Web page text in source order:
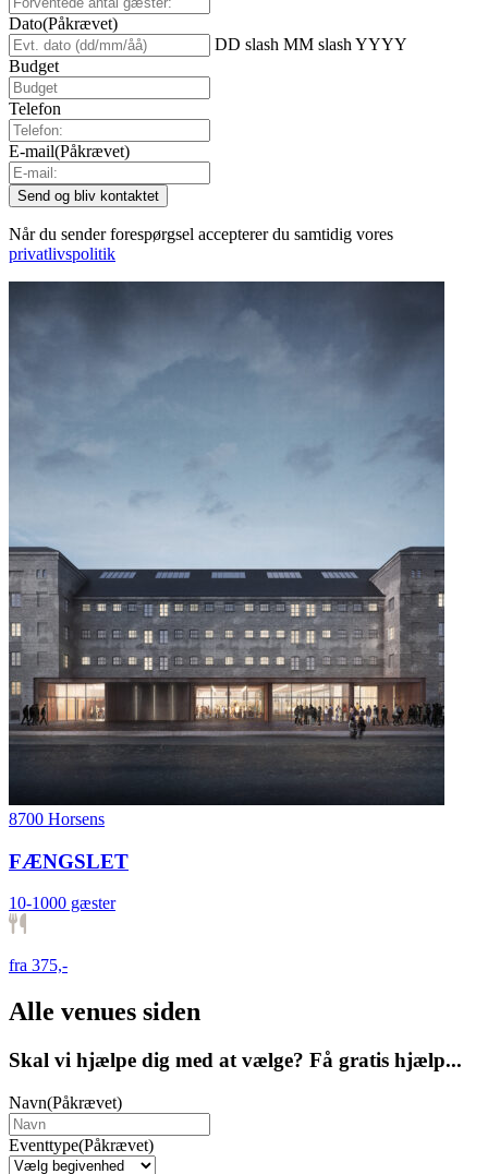
Dato(Påkrævet)
DD slash MM slash YYYY
Budget
Telefon
E-mail(Påkrævet)
Når du sender forespørgsel accepterer du samtidig vores
privatlivspolitik
8700 Horsens
FÆNGSLET
10-1000 gæster
fra 375,-
Alle venues siden
Skal vi hjælpe dig med at vælge? Få gratis hjælp...
Navn(Påkrævet)
Eventtype(Påkrævet)